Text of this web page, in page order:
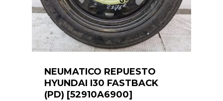
NEUMATICO REPUESTO
HYUNDAI I30 FASTBACK
(PD) [52910A6900]